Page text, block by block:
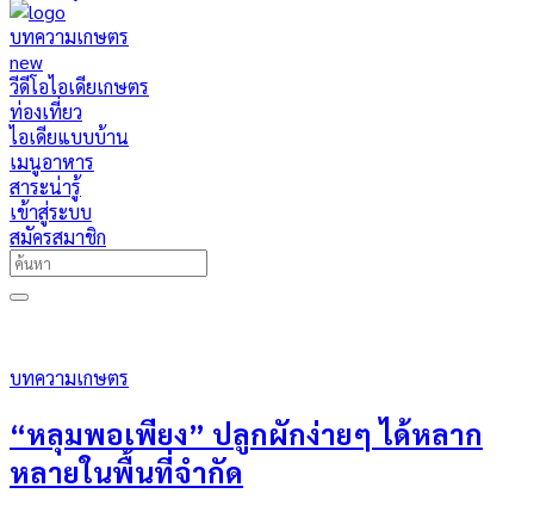
บทความเกษตร
new
วีดีโอไอเดียเกษตร
ท่องเที่ยว
ไอเดียแบบบ้าน
เมนูอาหาร
สาระน่ารู้
เข้าสู่ระบบ
สมัครสมาชิก
บทความเกษตร
“หลุมพอเพียง” ปลูกผักง่ายๆ ได้หลาก
หลายในพื้นที่จำกัด